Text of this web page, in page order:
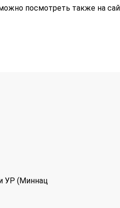
посмотреть также на
УР (Миннац